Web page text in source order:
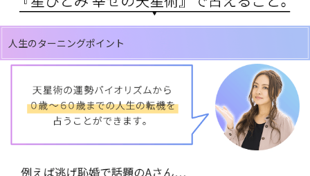
人生のターニングポイント